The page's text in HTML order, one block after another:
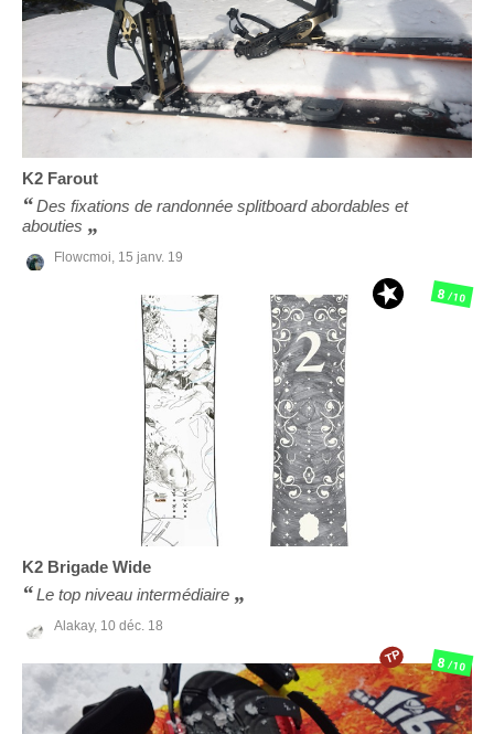
K2 Farout
Des fixations de randonnée splitboard abordables et
abouties
Flowcmoi, 15 janv. 19
K2 Brigade Wide
Le top niveau intermédiaire
Alakay, 10 déc. 18
8/10
8/10
TP